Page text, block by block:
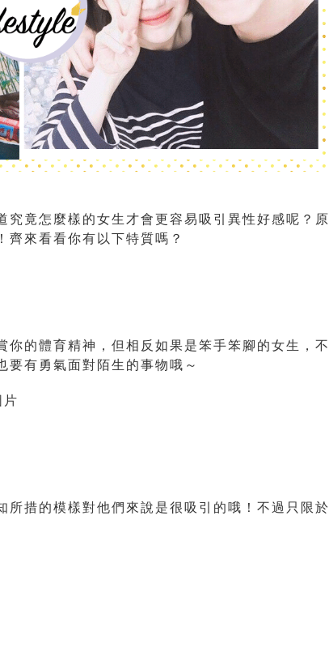
究竟怎麼樣的女生才會更容易吸引異性好感呢？原
齊來看看你有以下特質嗎？
你的體育精神，但相反如果是笨手笨腳的女生，不
要有勇氣面對陌生的事物哦～
所措的模樣對他們來說是很吸引的哦！不過只限於